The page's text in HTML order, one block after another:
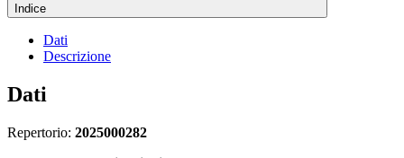
Indice
Dati
Descrizione
Dati
Repertorio: 2025000282